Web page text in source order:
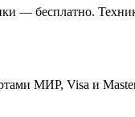
— бесплатно.
МИР, Visa и